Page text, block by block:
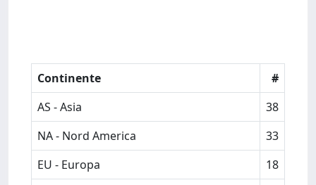
Continente
#
AS - Asia
38
NA - Nord America
33
EU - Europa
18